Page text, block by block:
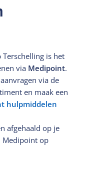
is het
via Medipoint.
via de
en maak een
hulpmiddelen
afgehaald op je
Medipoint op